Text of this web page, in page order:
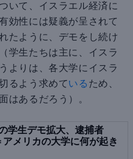
いて、イスラエル経済に
効性には疑義が呈されて
たように、デモをし続け
学生たちは主に、イスラ
よりは、各大学にイスラ
るよう求めている ため、
はあるだろう）。
学生デモ拡大、逮捕者
メリカの大学に何が起き